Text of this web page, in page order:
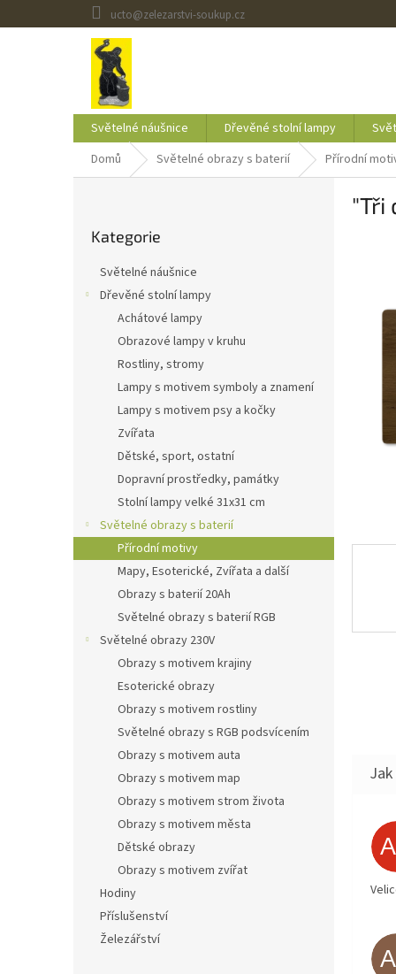
na
ucto@zelezarstvi-soukup.cz
Světelné náušnice Dřevěné stolní lampy
Domů
Světelné obrazy s baterií Přírodní
kategorie
Kategorie
Světelné náušnice
Dřevěné stolní lampy
Achátové lampy
Obrazové lampy v kruhu
Rostliny, stromy
Lampy s motivem symboly a znamení
Lampy s motivem psy a kočky
Zvířata
Dětské, sport, ostatní
Dopravní prostředky, památky
Stolní lampy velké 31x31 cm
Světelné obrazy s baterií
Přírodní motivy
Mapy, Esoterické, Zvířata a další
Obrazy s baterií 20Ah
Světelné obrazy s baterií RGB
Světelné obrazy 230V
Obrazy s motivem krajiny
Esoterické obrazy
Obrazy s motivem rostliny
Světelné obrazy s RGB podsvícením
Obrazy s motivem auta
Obrazy s motivem map
Obrazy s motivem strom života
Obrazy s motivem města
Dětské obrazy
Obrazy s motivem zvířat
Hodiny
Příslušenství
Železářství
"Tři